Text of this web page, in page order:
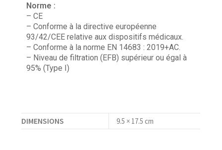
Norme :
– CE
– Conforme à la directive européenne
93/42/CEE relative aux dispositifs médicaux.
– Conforme à la norme EN 14683 : 2019+AC.
– Niveau de filtration (EFB) supérieur ou égal à
95% (Type I)
DIMENSIONS 9.5 × 17.5 cm